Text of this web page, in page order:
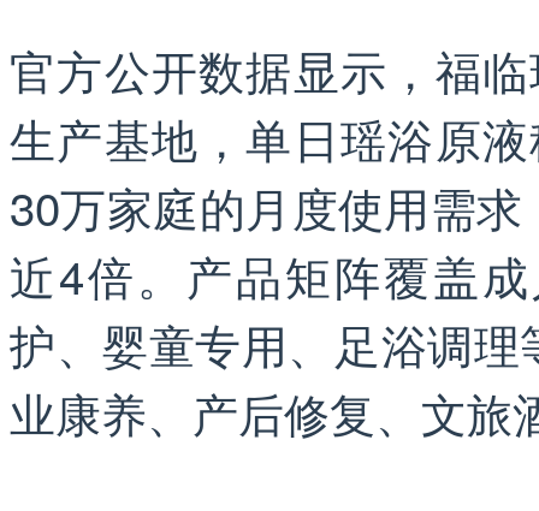
官方公开数据显示，福
生产基地，单日瑶浴原
30万家庭的月度使用需
近4倍。产品矩阵覆盖
护、婴童专用、足浴调
业康养、产后修复、文旅